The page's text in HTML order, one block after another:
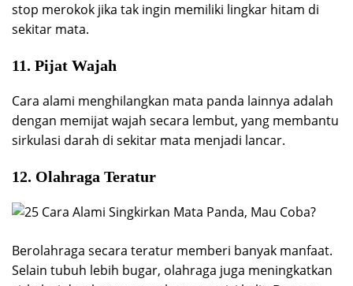
stop merokok jika tak ingin memiliki lingkar hitam di
sekitar mata.
11. Pijat Wajah
Cara alami menghilangkan mata panda lainnya adalah
dengan memijat wajah secara lembut, yang membantu
sirkulasi darah di sekitar mata menjadi lancar.
12. Olahraga Teratur
Berolahraga secara teratur memberi banyak manfaat.
Selain tubuh lebih bugar, olahraga juga meningkatkan